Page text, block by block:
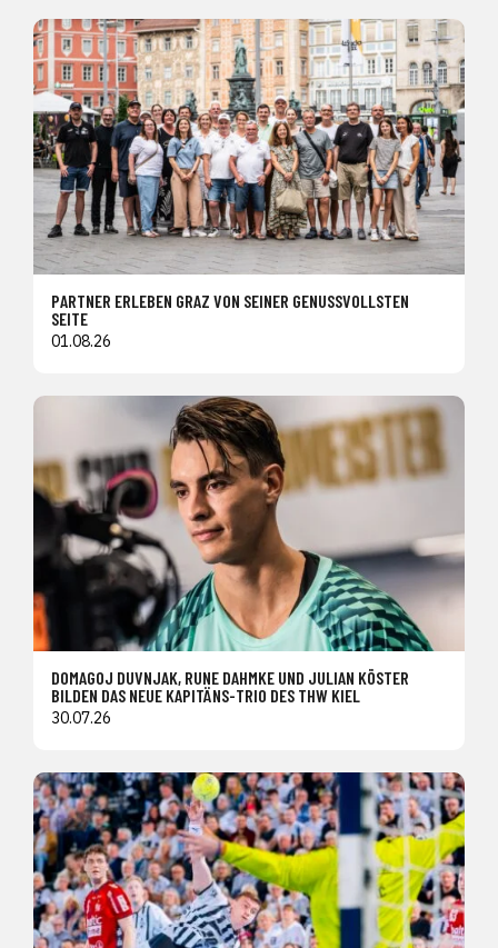
PARTNER ERLEBEN GRAZ VON SEINER GENUSSVOLLSTEN
SEITE
01.08.26
DOMAGOJ DUVNJAK, RUNE DAHMKE UND JULIAN KÖSTER
BILDEN DAS NEUE KAPITÄNS-TRIO DES THW KIEL
30.07.26